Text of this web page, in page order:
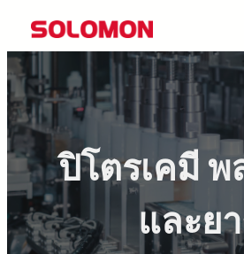
ข้าม
ไป
ยัง
เนื้อหา
ปิโตรเคมี
และย